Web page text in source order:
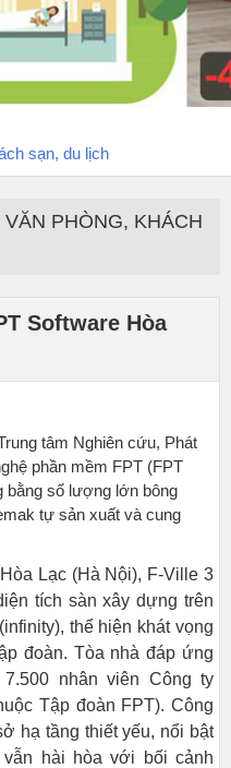
sạn, du lịch
PHÒNG, KHÁCH
Software Hòa
tâm Nghiên cứu, Phát
phần mềm FPT (FPT
bằng số lượng lớn bông
tự sản xuất và cung
Lạc (Hà Nội), F-Ville 3
tích sàn xây dựng trên
thể hiện khát vọng
đoàn. Tòa nhà đáp ứng
nhân viên Công ty
Tập đoàn FPT). Công
hạ tầng thiết yếu, nổi bật
hài hòa với bối cảnh